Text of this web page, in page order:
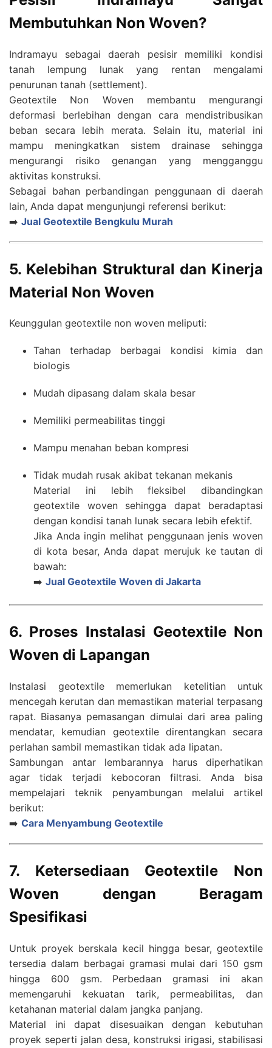
Membutuhkan Non Woven?
Indramayu sebagai daerah pesisir memiliki kondisi
tanah lempung lunak yang rentan mengalami
penurunan tanah (settlement).
Geotextile Non Woven membantu mengurangi
deformasi berlebihan dengan cara mendistribusikan
beban secara lebih merata. Selain itu, material ini
mampu meningkatkan sistem drainase sehingga
mengurangi risiko genangan yang mengganggu
aktivitas konstruksi.
Sebagai bahan perbandingan penggunaan di daerah
lain, Anda dapat mengunjungi referensi berikut:
➡️ Jual Geotextile Bengkulu Murah
5. Kelebihan Struktural dan Kinerja
Material Non Woven
Keunggulan geotextile non woven meliputi:
Tahan terhadap berbagai kondisi kimia dan
biologis
Mudah dipasang dalam skala besar
Memiliki permeabilitas tinggi
Mampu menahan beban kompresi
Tidak mudah rusak akibat tekanan mekanis
Material ini lebih fleksibel dibandingkan
geotextile woven sehingga dapat beradaptasi
dengan kondisi tanah lunak secara lebih efektif.
Jika Anda ingin melihat penggunaan jenis woven
di kota besar, Anda dapat merujuk ke tautan di
bawah:
➡️ Jual Geotextile Woven di Jakarta
6. Proses Instalasi Geotextile Non
Woven di Lapangan
Instalasi geotextile memerlukan ketelitian untuk
mencegah kerutan dan memastikan material terpasang
rapat. Biasanya pemasangan dimulai dari area paling
mendatar, kemudian geotextile direntangkan secara
perlahan sambil memastikan tidak ada lipatan.
Sambungan antar lembarannya harus diperhatikan
agar tidak terjadi kebocoran filtrasi. Anda bisa
mempelajari teknik penyambungan melalui artikel
berikut:
➡️ Cara Menyambung Geotextile
7. Ketersediaan Geotextile Non
Woven dengan Beragam
Spesifikasi
Untuk proyek berskala kecil hingga besar, geotextile
tersedia dalam berbagai gramasi mulai dari 150 gsm
hingga 600 gsm. Perbedaan gramasi ini akan
memengaruhi kekuatan tarik, permeabilitas, dan
ketahanan material dalam jangka panjang.
Material ini dapat disesuaikan dengan kebutuhan
proyek seperti jalan desa, konstruksi irigasi, stabilisasi